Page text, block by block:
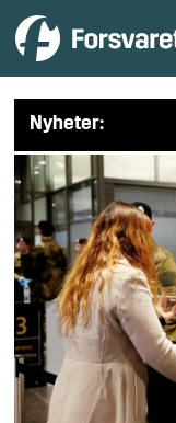
Nyheter: